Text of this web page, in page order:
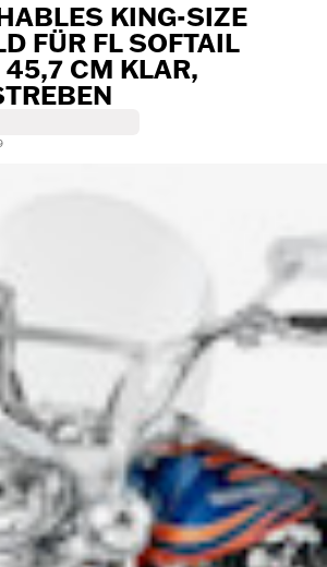
KING-SIZE
FÜR FL SOFTAIL
45,7 CM KLAR,